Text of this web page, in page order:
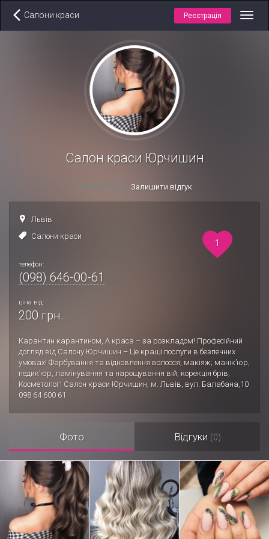
Салони краси Реєстрація
Салон краси Юрчишин
Залишити відгук
Львів
Салони краси
телефон:
(098) 646-00-61
ціна від:
200 грн.
Карантин карантином, А краса – за розкладом! Професійний
догляд від Салону Юрчишин – Це кращі послуги в безпечних
умовах! Фарбування та відновлення волосся; макіяж; манік’юр,
педик’юр, ламінування та нарощування вій; корекція брів;
Косметолог! Салон краси Юрчишин, м. Львів, вул. Балабана,10
098 64 600 61
1
Фото Відгуки (0)